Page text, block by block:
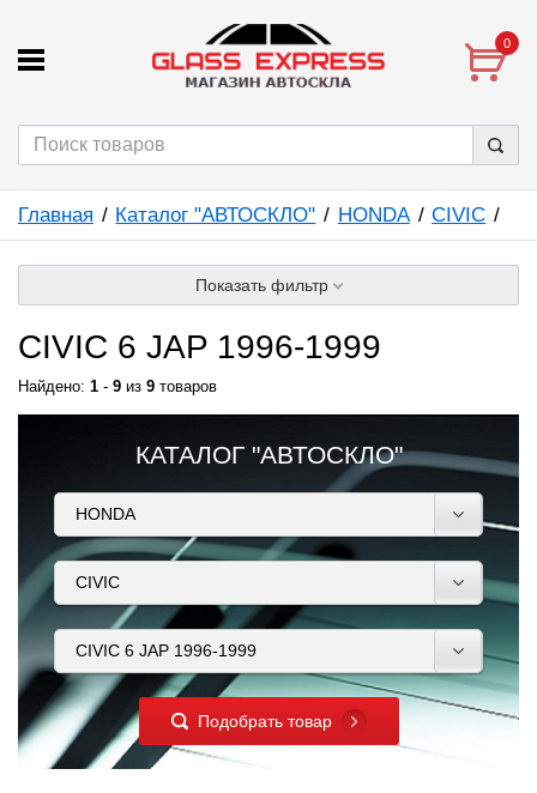
0
Главная Каталог "АВТОСКЛО" HONDA CIVIC
Показать фильтр
CIVIC 6 JAP 1996-1999
Найдено: 1 - 9 из 9 товаров
КАТАЛОГ "АВТОСКЛО"
Подобрать товар